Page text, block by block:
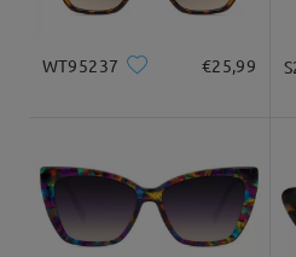
Dettagli del
WT95237 €25,99